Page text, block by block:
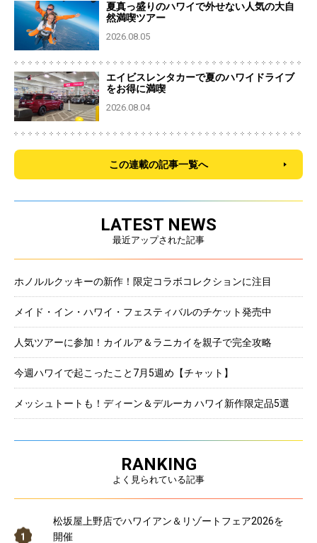
夏真っ盛りのハワイで外せない人気の大自
然満喫ツアー
2026.08.05
エイビスレンタカーで夏のハワイドライブ
をお得に満喫
2026.08.04
この連載の記事一覧へ
LATEST NEWS
最近アップされた記事
ホノルルクッキーの新作！限定コラボコレクションに注目
メイド・イン・ハワイ・フェスティバルのチケット発売中
人気ツアーに参加！カイルア＆ラニカイを親子で完全攻略
今週ハワイで起こったこと7月5週め【チャット】
メッシュトートも！ディーン＆デルーカ ハワイ新作限定品5選
RANKING
よく見られている記事
松坂屋上野店でハワイアン＆リゾートフェア2026を
開催